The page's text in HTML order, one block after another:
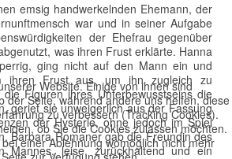
emsig handwerkelnden Ehemann, der
war und in seiner Aufgabe
der Ehefrau gegenüber
was ihren Frust erklärte. Hanna
ging nicht auf den Mann ein und
ihren Frust aus, um ihn zugleich zu
Figuren ihres Unterbewusstseins die
geriet sie unweigerlich aus der Fassung
der Hysterie, ohne jedoch im Spiel
Barbara Romaner gab die Freundin des
Mannes, leise, zurückhaltend und ein
Website. Einige von ihnen sind
der Seite, während andere uns helfen, diese
zu verbessern (Tracking Cookies).
ob Sie die Cookies zulassen möchten.
einer Ablehnung womöglich nicht mehr